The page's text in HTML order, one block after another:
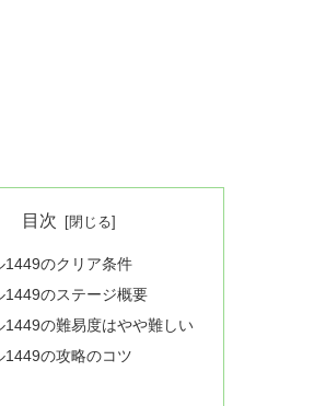
目次
1449のクリア条件
1449のステージ概要
1449の難易度はやや難しい
1449の攻略のコツ